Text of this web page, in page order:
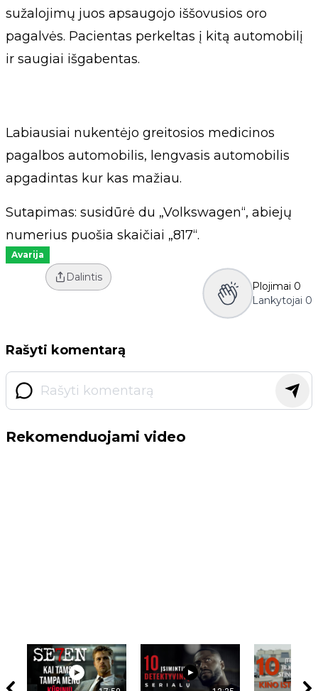
sužalojimų juos apsaugojo iššovusios oro
pagalvės. Pacientas perkeltas į kitą automobilį
ir saugiai išgabentas.
Labiausiai nukentėjo greitosios medicinos
pagalbos automobilis, lengvasis automobilis
apgadintas kur kas mažiau.
Sutapimas: susidūrė du „Volkswagen“, abiejų
numerius puošia skaičiai „817“.
Avarija
Dalintis
Plojimai 0
Lankytojai 0
Rašyti komentarą
Rekomenduojami video